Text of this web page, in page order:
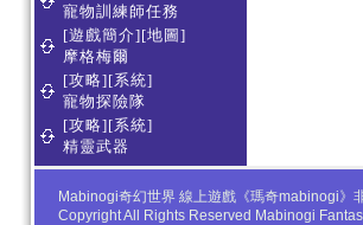
寵物訓練師任務
[遊戲簡介][地圖]
摩格梅爾
[攻略][系統]
寵物探險隊
[攻略][系統]
精靈武器
Mabinogi奇幻世界 線上遊戲《瑪奇mabinogi》
Copyright All Rights Reserved Mabinogi